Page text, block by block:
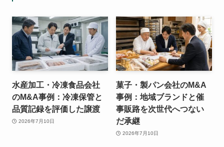
水産加工・冷凍食品会社
のM&A事例：冷凍保管と
品質記録を評価した譲渡
2026年7月10日
菓子・製パン会社のM&A
事例：地域ブランドと催
事販路を次世代へつない
だ承継
2026年7月10日